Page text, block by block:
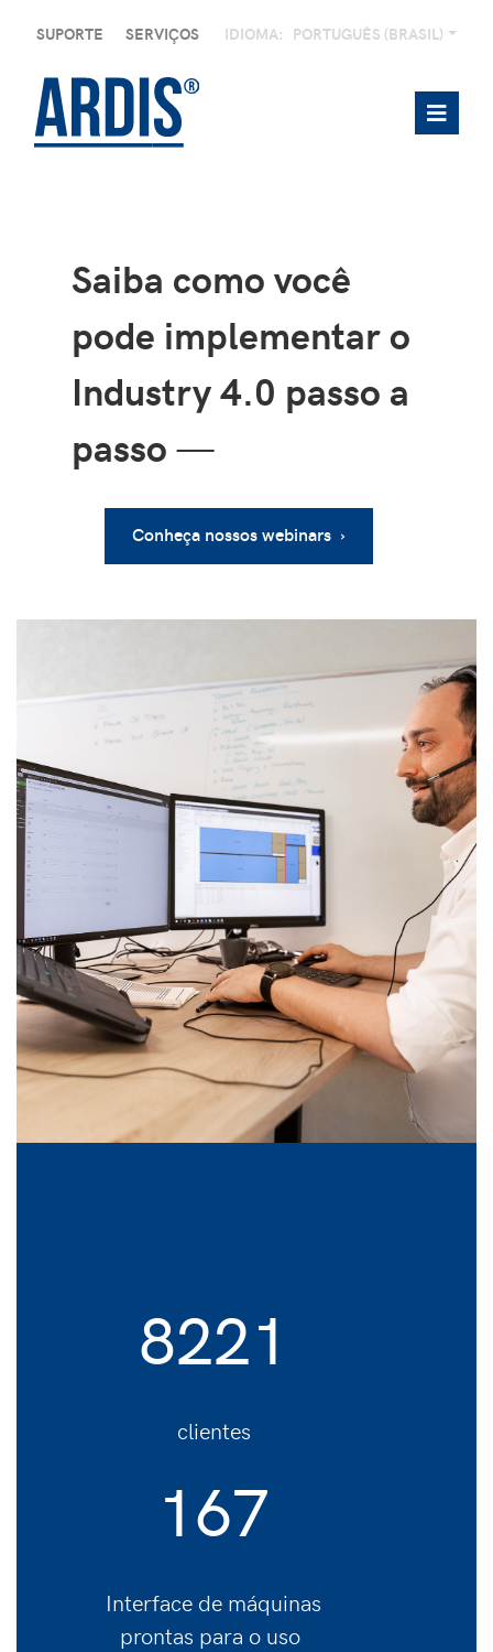
SUPORTE SERVIÇOS IDIOMA: PORTUGUÊS (BRASIL)
Saiba como você
pode implementar o
Industry 4.0 passo a
passo—
Conheça nossos webinars ›
8221
clientes
167
Interface de máquinas
prontas para o uso